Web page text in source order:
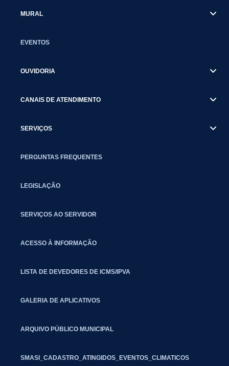
MURAL
EVENTOS
OUVIDORIA
CANAIS DE ATENDIMENTO
SERVIÇOS
PERGUNTAS FREQUENTES
LEGISLAÇÃO
SERVIÇOS AO SERVIDOR
ACESSO À INFORMAÇÃO
LISTA DE DEVEDORES DE ICMS/IPVA
GALERIA DE APLICATIVOS
ARQUIVO PÚBLICO MUNICIPAL
SMASI_CADASTRO_ATINGIDOS_EVENTOS_CLIMATICOS